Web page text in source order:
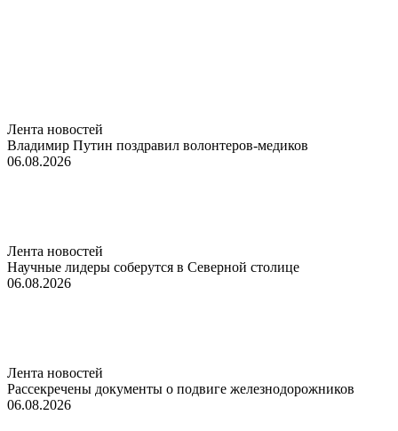
Лента новостей
Владимир Путин поздравил волонтеров-медиков
06.08.2026
Лента новостей
Научные лидеры соберутся в Северной столице
06.08.2026
Лента новостей
Рассекречены документы о подвиге железнодорожников
06.08.2026